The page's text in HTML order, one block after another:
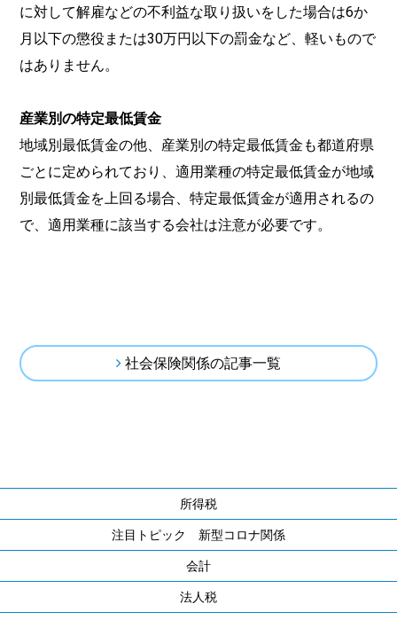
に対して解雇などの不利益な取り扱いをした場合は6か
月以下の懲役または30万円以下の罰金など、軽いもので
はありません。
産業別の特定最低賃金
地域別最低賃金の他、産業別の特定最低賃金も都道府県
ごとに定められており、適用業種の特定最低賃金が地域
別最低賃金を上回る場合、特定最低賃金が適用されるの
で、適用業種に該当する会社は注意が必要です。
社会保険関係の記事一覧
所得税
注目トピック 新型コロナ関係
会計
法人税